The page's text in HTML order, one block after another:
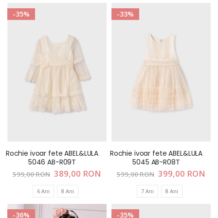
-35%
Rochie ivoar fete ABEL&LULA
5046 AB-R09T
599,00 RON Pret
special
389,00 RON
6 Ani 8 Ani
-33%
Rochie ivoar fete ABEL&LULA
5045 AB-R08T
599,00 RON Pret
special
399,00 RON
7 Ani 8 Ani
-36% -35%